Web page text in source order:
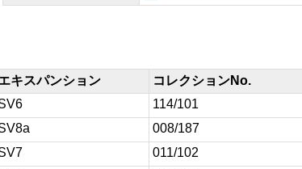
キスパンション
コレクションNo.
114/101
008/187
011/102